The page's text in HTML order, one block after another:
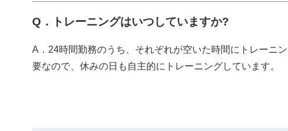
Q．トレーニングはいつしていますか?
A．24時間勤務のうち、それぞれが空いた時間にトレーニ
要なので、休みの日も自主的にトレーニングしています。